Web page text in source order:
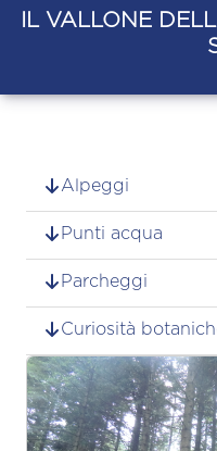
IL VALLONE
Alpeggi
Punti acqua
Parcheggi
Curiosità